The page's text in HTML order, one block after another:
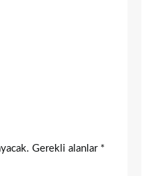
Gerekli alanlar *